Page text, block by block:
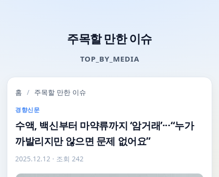
주목할 만한 이슈
TOP_BY_MEDIA
홈 / 주목할 만한 이슈
경향신문
수액, 백신부터 마약류까지 ‘암거래’···“누가
까발리지만 않으면 문제 없어요”
2025.12.12 · 조회 242